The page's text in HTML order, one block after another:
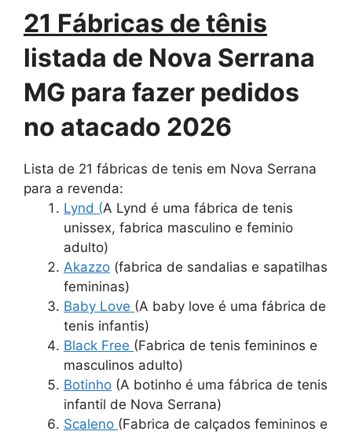
21 Fábricas de tênis
listada de Nova Serrana
MG para fazer pedidos
no atacado 2026
Lista de 21 fábricas de tenis em Nova Serrana
para a revenda:
Lynd (A Lynd é uma fábrica de tenis
unissex, fabrica masculino e feminio
adulto)
Akazzo (fabrica de sandalias e sapatilhas
femininas)
Baby Love (A baby love é uma fábrica de
tenis infantis)
Black Free (Fabrica de tenis femininos e
masculinos adulto)
Botinho (A botinho é uma fábrica de tenis
infantil de Nova Serrana)
Scaleno (Fabrica de calçados femininos e